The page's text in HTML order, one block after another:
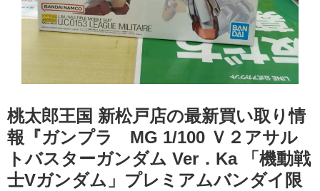
桃太郎王国 新松戸店の最新買い取り情
報『ガンプラ MG 1/100 Ｖ２アサル
トバスターガンダム Ver．Ka 「機動戦
士Vガンダム」プレミアムバンダイ限